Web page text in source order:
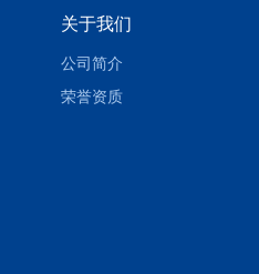
关于我们
公司简介
荣誉资质